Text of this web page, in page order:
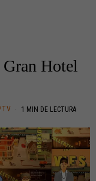
Hotel
TV 1 MIN DE LECTURA